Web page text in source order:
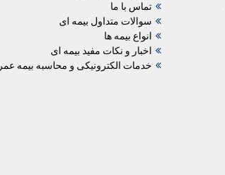
تماس با ما
سوالات متداول بیمه ای
انواع بیمه ها
اخبار و نکات مفید بیمه ای
خدمات الکترونیکی و محاسبه بیمه عمر